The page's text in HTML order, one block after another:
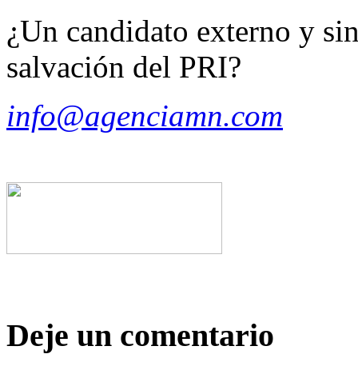
¿Un candidato externo y
salvación del PRI?
info@agenciamn.com
Deje un comentario